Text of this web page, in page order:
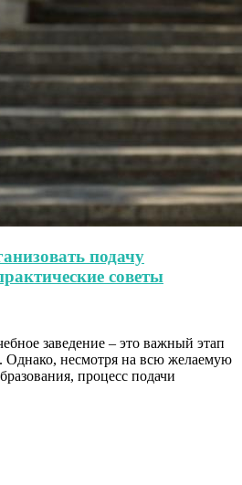
подачу
советы
заведение – это важный этап
Однако, несмотря на всю желаемую
процесс подачи